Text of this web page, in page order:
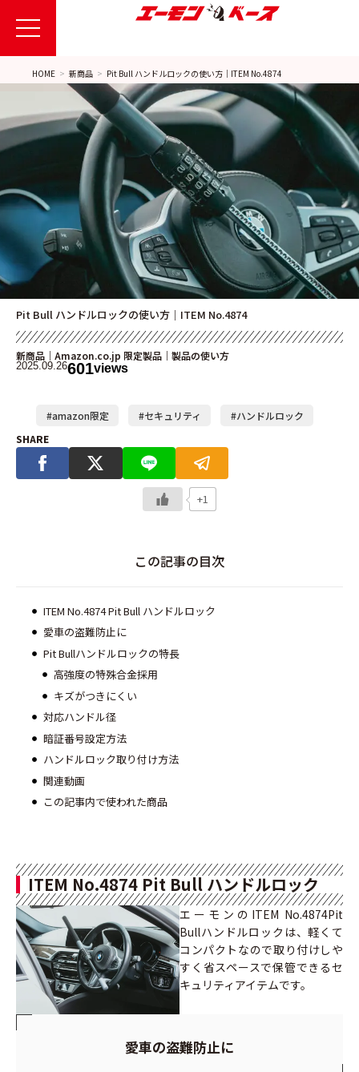
HOME 新商品 Pit Bull ハンドルロックの使い方｜ITEM No.4874
Pit Bull ハンドルロックの使い方｜ITEM No.4874
新商品 ｜ Amazon.co.jp 限定製品 ｜ 製品の使い方
2025.09.26601views
#amazon限定 #セキュリティ
#ハンドルロック
SHARE
+1
この記事の目次
ITEM No.4874 Pit Bull ハンドルロック
愛車の盗難防止に
Pit Bullハンドルロックの特長
高強度の特殊合金採用
キズがつきにくい
対応ハンドル径
暗証番号設定方法
ハンドルロック取り付け方法
関連動画
この記事内で使われた商品
ITEM No.4874 Pit Bull ハンドルロック
エーモンのITEM No.4874Pit
Bullハンドルロックは、軽くて
コンパクトなので取り付けしや
すく省スペースで保管できるセ
キュリティアイテムです。
愛車の盗難防止に